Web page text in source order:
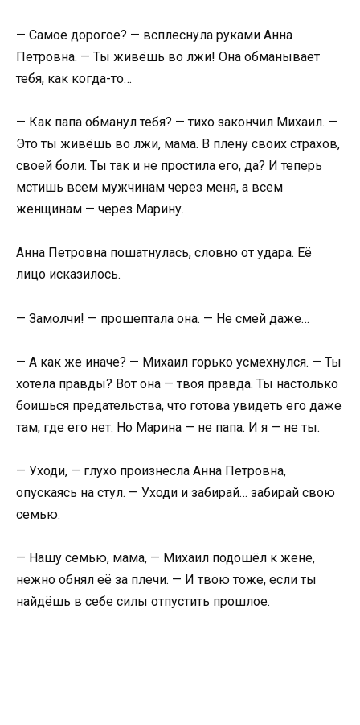
— Самое дорогое? — всплеснула руками Анна
Петровна. — Ты живёшь во лжи! Она обманывает
тебя, как когда-то…
— Как папа обманул тебя? — тихо закончил Михаил. —
Это ты живёшь во лжи, мама. В плену своих страхов,
своей боли. Ты так и не простила его, да? И теперь
мстишь всем мужчинам через меня, а всем
женщинам — через Марину.
Анна Петровна пошатнулась, словно от удара. Её
лицо исказилось.
— Замолчи! — прошептала она. — Не смей даже…
— А как же иначе? — Михаил горько усмехнулся. — Ты
хотела правды? Вот она — твоя правда. Ты настолько
боишься предательства, что готова увидеть его даже
там, где его нет. Но Марина — не папа. И я — не ты.
— Уходи, — глухо произнесла Анна Петровна,
опускаясь на стул. — Уходи и забирай… забирай свою
семью.
— Нашу семью, мама, — Михаил подошёл к жене,
нежно обнял её за плечи. — И твою тоже, если ты
найдёшь в себе силы отпустить прошлое.